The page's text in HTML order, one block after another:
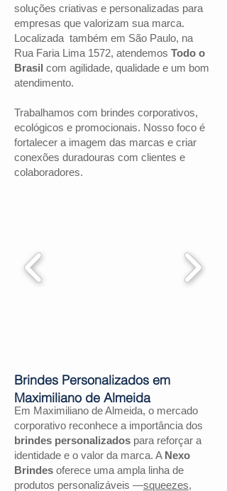
soluções criativas e personalizadas para
empresas que valorizam sua marca.
Localizada também em São Paulo, na
Rua Faria Lima 1572, atendemos Todo o
Brasil com agilidade, qualidade e um bom
atendimento.
Trabalhamos com brindes corporativos,
ecológicos e promocionais. Nosso foco é
fortalecer a imagem das marcas e criar
conexões duradouras com clientes e
colaboradores.
Em Maximiliano de Almeida, o mercado
corporativo reconhece a importância dos
brindes personalizados para reforçar a
identidade e o valor da marca. A Nexo
Brindes oferece uma ampla linha de
produtos personalizáveis —squeezes,
Brindes Personalizados em
Maximiliano de Almeida